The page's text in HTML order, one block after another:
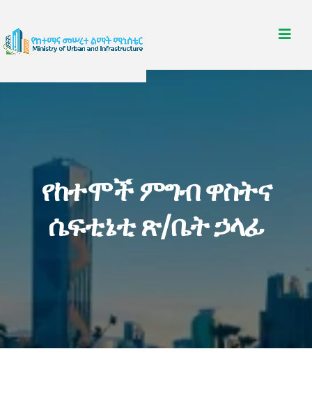
የከተሞች ምግብ ዋስትና
ሴፍቲኔቲ ጽ/ቤት ኃላፊ